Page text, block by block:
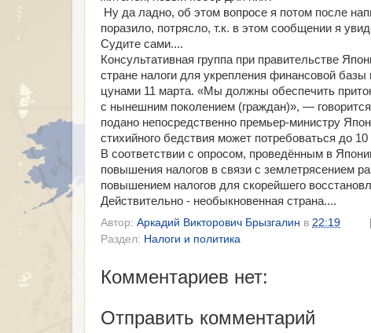
Ну да ладно, об этом вопросе я потом после
поразило, потрясло, т.к. в этом сообщении я
Судите сами....
Консультативная группа при правительстве
стране налоги для укрепления финансовой
цунами 11 марта. «Мы должны обеспечить
с нынешним поколением (граждан)», —
подано непосредственно премьер-министру
стихийного бедствия может потребоваться до
В соответствии с опросом, проведённым в
повышения налогов в связи с землетрясением
повышением налогов для скорейшего
Действительно - необыкновенная страна....
Автор: Аркадий Викторович Брызгалин в 22:19
Раздел: Налоги и политика
Комментариев нет:
Отправить комментарий